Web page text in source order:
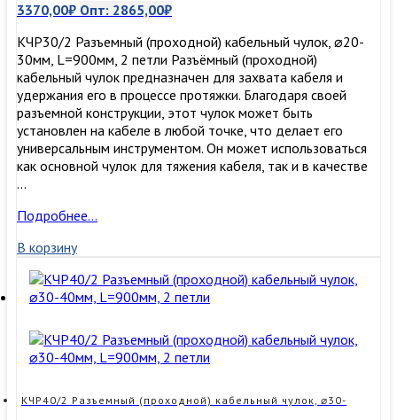
3370,00₽ Опт: 2865,00₽
КЧР30/2 Разъемный (проходной) кабельный чулок, ⌀20-
30мм, L=900мм, 2 петли Разъёмный (проходной)
кабельный чулок предназначен для захвата кабеля и
удержания его в процессе протяжки. Благодаря своей
разъемной конструкции, этот чулок может быть
установлен на кабеле в любой точке, что делает его
универсальным инструментом. Он может использоваться
как основной чулок для тяжения кабеля, так и в качестве
…
КЧР30/2
(проходной)
кабельный
чулок,
⌀20-
L=900мм,
Подробнее…
В корзину
КЧР40/2 Разъемный (проходной) кабельный чулок, ⌀30-